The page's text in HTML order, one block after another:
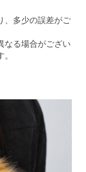
、多少の誤差がご
なる場合がござい